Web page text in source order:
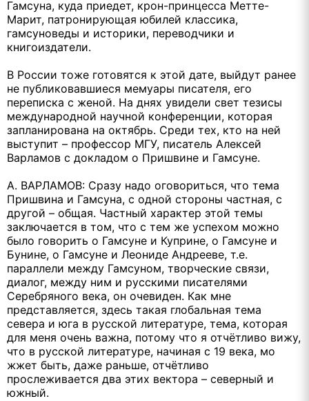
Гамсуна, куда приедет, крон-принцесса Метте-
Марит, патронирующая юбилей классика,
гамсуноведы и историки, переводчики и
книгоиздатели.
В России тоже готовятся к этой дате, выйдут ранее
не публиковавшиеся мемуары писателя, его
переписка с женой. На днях увидели свет тезисы
международной научной конференции, которая
запланирована на октябрь. Среди тех, кто на ней
выступит – профессор МГУ, писатель Алексей
Варламов с докладом о Пришвине и Гамсуне.
А. ВАРЛАМОВ: Сразу надо оговориться, что тема
Пришвина и Гамсуна, с одной стороны частная, с
другой – общая. Частный характер этой темы
заключается в том, что с тем же успехом можно
было говорить о Гамсуне и Куприне, о Гамсуне и
Бунине, о Гамсуне и Леониде Андрееве, т.е.
параллели между Гамсуном, творческие связи,
диалог, между ним и русскими писателями
Серебряного века, он очевиден. Как мне
представляется, здесь такая глобальная тема
севера и юга в русской литературе, тема, которая
для меня очень важна, потому что я отчётливо вижу,
что в русской литературе, начиная с 19 века, мо
жжет быть, даже раньше, отчётливо
прослеживается два этих вектора – северный и
южный.